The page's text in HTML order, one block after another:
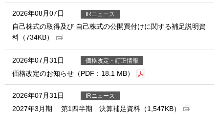
2026年08月07日 IRニュース
自己株式の取得及び 自己株式の公開買付けに関する補足説明資
料（734KB）
2026年07月31日 価格改定・訂正情報
価格改定のお知らせ（PDF：18.1 MB）
2026年07月31日 IRニュース
2027年3月期 第1四半期 決算補足資料（1,547KB）